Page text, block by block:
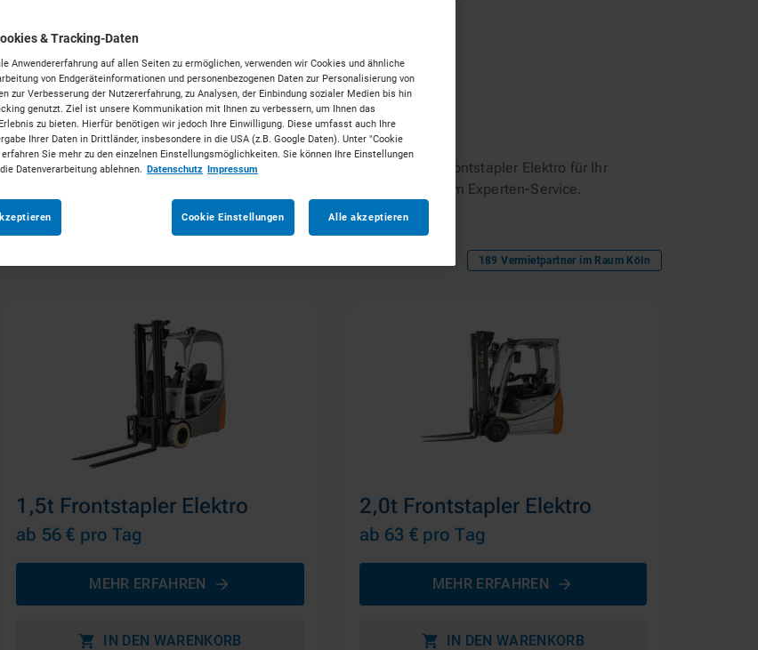
Ihr starker Partner mitten im Rheinland.
Mieten Sie die passenden Frontstapler Elektro für Ihr
Vorhaben. Unkompliziert, zu starken Konditionen und mit persönlichem Experten-Service.
189 Vermietpartner im Raum Köln
1,5t Frontstapler Elektro
ab 56 € pro Tag
MEHR ERFAHREN
IN DEN WARENKORB
2,0t Frontstapler Elektro
ab 63 € pro Tag
MEHR ERFAHREN
IN DEN WARENKORB
& Tracking-Daten
Anwendererfahrung auf allen Seiten zu ermöglichen, verwenden wir Cookies und ähnliche
von Endgeräteinformationen und personenbezogenen Daten zur Personalisierung von
zur Verbesserung der Nutzererfahrung, zu Analysen, der Einbindung sozialer Medien bis hin
genutzt. Ziel ist unsere Kommunikation mit Ihnen zu verbessern, um Ihnen das
zu bieten. Hierfür benötigen wir jedoch Ihre Einwilligung. Diese umfasst auch Ihre
Ihrer Daten in Drittländer, insbesondere in die USA (z.B. Google Daten). Unter "Cookie
Sie mehr zu den einzelnen Einstellungsmöglichkeiten. Sie können Ihre Einstellungen
Datenverarbeitung ablehnen. Datenschutz Impressum
Alle akzeptieren
Cookie Einstellungen